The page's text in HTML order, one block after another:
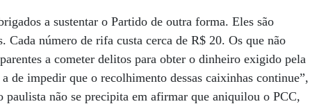
a sustentar o Partido de outra forma. Eles são
número de rifa custa cerca de R$ 20. Os que não
a cometer delitos para obter o dinheiro exigido pela
de impedir que o recolhimento dessas caixinhas continue”,
não se precipita em afirmar que aniquilou o PCC,